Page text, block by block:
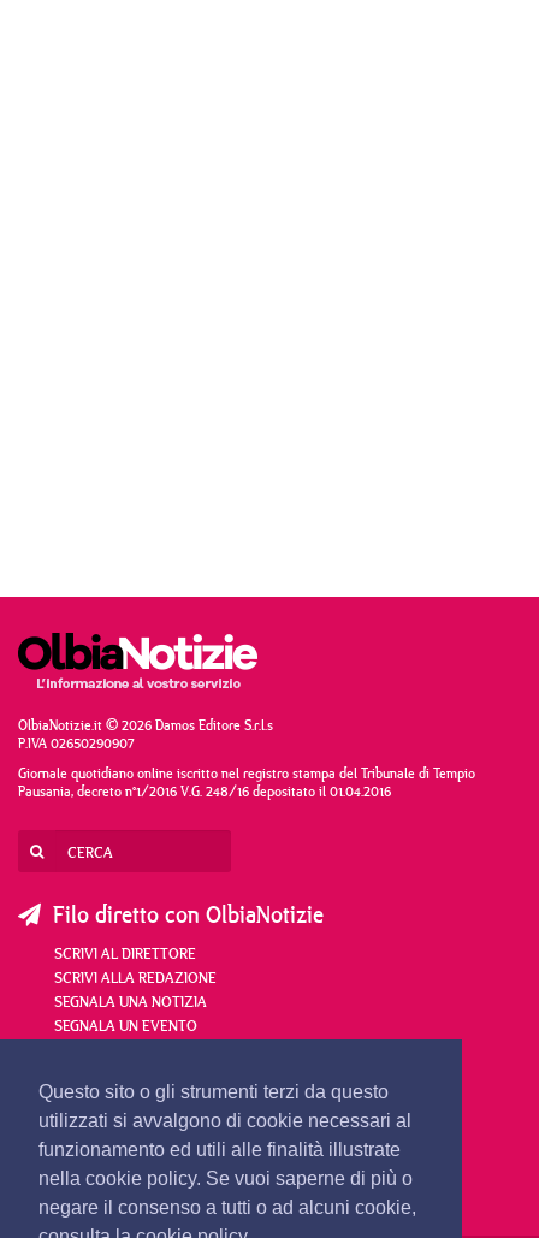
Questo sito o gli strumenti terzi da questo
utilizzati si avvalgono di cookie necessari al
funzionamento ed utili alle finalità illustrate
nella cookie policy. Se vuoi saperne di più o
negare il consenso a tutti o ad alcuni cookie,
OlbiaNotizie.it © 2026 Damos Editore S.r.l.s
P.IVA 02650290907
Giornale quotidiano online iscritto nel registro stampa del Tribunale di Tempio
Pausania, decreto n°1/2016 V.G. 248/16 depositato il 01.04.2016
Filo diretto con OlbiaNotizie
SCRIVI AL DIRETTORE
SCRIVI ALLA REDAZIONE
SEGNALA UNA NOTIZIA
SEGNALA UN EVENTO
redazione@olbianotizie.it